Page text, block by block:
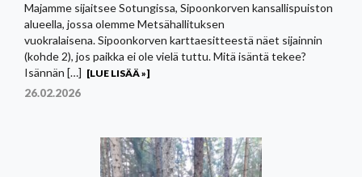
Majamme sijaitsee Sotungissa, Sipoonkorven kansallispuiston
alueella, jossa olemme Metsähallituksen
vuokralaisena. Sipoonkorven karttaesitteestä näet sijainnin
(kohde 2), jos paikka ei ole vielä tuttu. Mitä isäntä tekee?
Isännän […] [LUE LISÄÄ »]
26.02.2026